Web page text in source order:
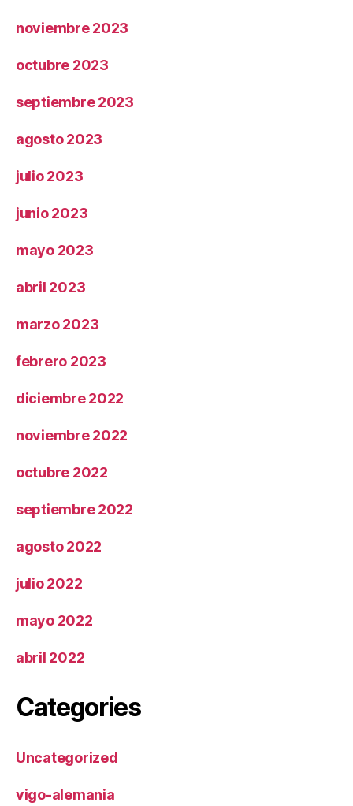
noviembre 2023
octubre 2023
septiembre 2023
agosto 2023
julio 2023
junio 2023
mayo 2023
abril 2023
marzo 2023
febrero 2023
diciembre 2022
noviembre 2022
octubre 2022
septiembre 2022
agosto 2022
julio 2022
mayo 2022
abril 2022
Categories
Uncategorized
vigo-alemania